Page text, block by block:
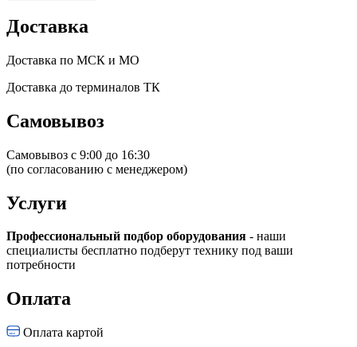
Доставка
Доставка по МСК и МО
Доставка до терминалов ТК
Самовывоз
Самовывоз с 9:00 до 16:30
(по согласованию с менеджером)
Услуги
Профессиональный подбор оборудования - наши
специалисты бесплатно подберут технику под ваши
потребности
Оплата
Оплата картой